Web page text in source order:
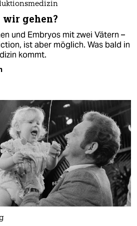
gehen?
und Embryos mit zwei Vätern –
ist aber möglich. Was bald in
kommt.